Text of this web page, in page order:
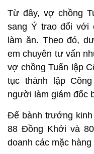
Từ đây, vợ chồng
sang Ý trao đổi với
làm ăn. Theo đó,
em chuyên tư vấn
vợ chồng Tuấn lập
tục thành lập
người làm giám đốc
Để bành trướng
88 Đồng Khởi và
doanh các mặc